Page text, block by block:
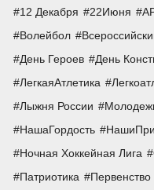
12 Декабря 22Июня
Волейбол
День Героев
День
ЛегкаяАтлетика
Лыжня России
НашаГордость
Ночная Хоккейная Лига
Патриотика
Первенство